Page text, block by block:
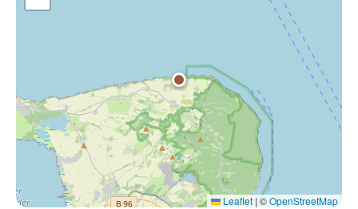
Leaflet | ©OpenStreetMap